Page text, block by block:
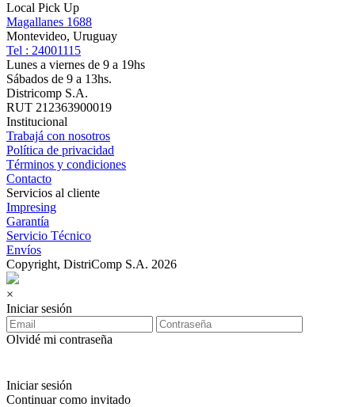
Local Pick Up
Magallanes 1688
Montevideo, Uruguay
Tel : 24001115
Lunes a viernes de 9 a 19hs
Sábados de 9 a 13hs.
Districomp S.A.
RUT 212363900019
Institucional
Trabajá con nosotros
Política de privacidad
Términos y condiciones
Contacto
Servicios al cliente
Impresing
Garantía
Servicio Técnico
Envíos
Copyright, DistriComp S.A. 2026
×
Iniciar sesión
Olvidé mi contraseña
Iniciar sesión
Continuar como invitado